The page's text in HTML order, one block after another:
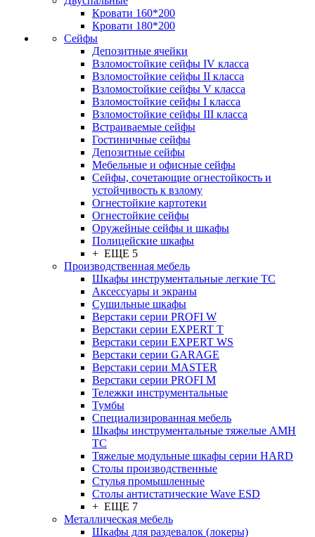
Кровати 160*200
Кровати 180*200
Сейфы
Депозитные ячейки
Взломостойкие сейфы IV класса
Взломостойкие сейфы II класса
Взломостойкие сейфы V класса
Взломостойкие сейфы I класса
Взломостойкие сейфы III класса
Встраиваемые сейфы
Гостиничные сейфы
Депозитные сейфы
Мебельные и офисные сейфы
Сейфы, сочетающие огнестойкость и
устойчивость к взлому
Огнестойкие картотеки
Огнестойкие сейфы
Оружейные сейфы и шкафы
Полицейские шкафы
+ ЕЩЕ 5
Производственная мебель
Шкафы инструментальные легкие ТС
Аксессуары и экраны
Cушильные шкафы
Верстаки серии PROFI W
Верстаки серии EXPERT T
Верстаки серии EXPERT WS
Верстаки серии GARAGE
Верстаки серии MASTER
Верстаки серии PROFI M
Тележки инструментальные
Тумбы
Cпециализированная мебель
Шкафы инструментальные тяжелые AMH
TC
Тяжелые модульные шкафы серии HARD
Столы производственные
Стулья промышленные
Столы антистатические Wave ESD
+ ЕЩЕ 7
Металлическая мебель
Шкафы для раздевалок (локеры)